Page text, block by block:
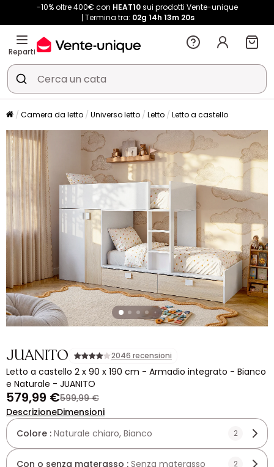
-10% oltre 400€ con HEAT10sui prodotti Vente-unique
Termina tra: 02g 14h 13m 20s
Reparti
Camera da letto Universo letto Letto Letto a castello
JUANITO 2046 recensioni
Letto a castello 2 x 90 x 190 cm - Armadio integrato - Bianco
e Naturale - JUANITO
579,99 €599,99 €
DescrizioneDimensioni
Colore : Naturale chiaro, Bianco 2
Con o senza materasso : Senza materasso 2